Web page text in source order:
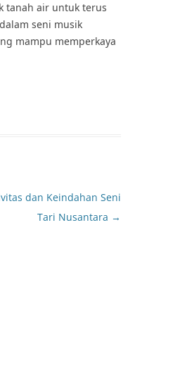
tanah air untuk terus
seni musik
mampu memperkaya
dan Keindahan Seni
Tari Nusantara →